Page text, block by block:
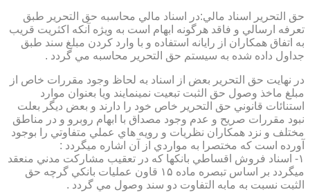
حق التحرير اسناد مالي:در اسناد مالي محاسبه حق التحرير طبق
تعرفه ارسالي و فاقد هرگونه ابهام است به ويژه آنكه اكثريت قريب
به اتفاق همكاران از رايانه استفاده و با وارد كردن مبلغ سند طبق
جداول داده شده به سيستم حق التحرير محاسبه مي گردد .
در نهايت حق التحرير بعض از اسناد به لحاظ وجود مقررات خاص از
مبلغ ماخذ وصول حق الثبت تبعيت نمينمايند ويا بعنوان موارد
استنائات قانوني حق التحرير خاص خود را دارند و بعض ديگر بعلت
نبود مقررات صريح و عدم وجود مصداق با ابهام روبرو و در مناطق
مختلف و نزد همكاران نظريات و رويه هاي عملي متفاوتي را بوجود
آورده است كه مختصرا به مواردي از آن اشاره ميگردد :
۱- اسناد فروش اقساطي بانكها كه در تعقيب مشاركت مدني منعقد
ميگردد بر اساس تبصره ماده ۱۵ قاون عمليات بانكي گرچه حق
الثبت نسبت به مابه التفاوت دو سند وصول مي گردد .